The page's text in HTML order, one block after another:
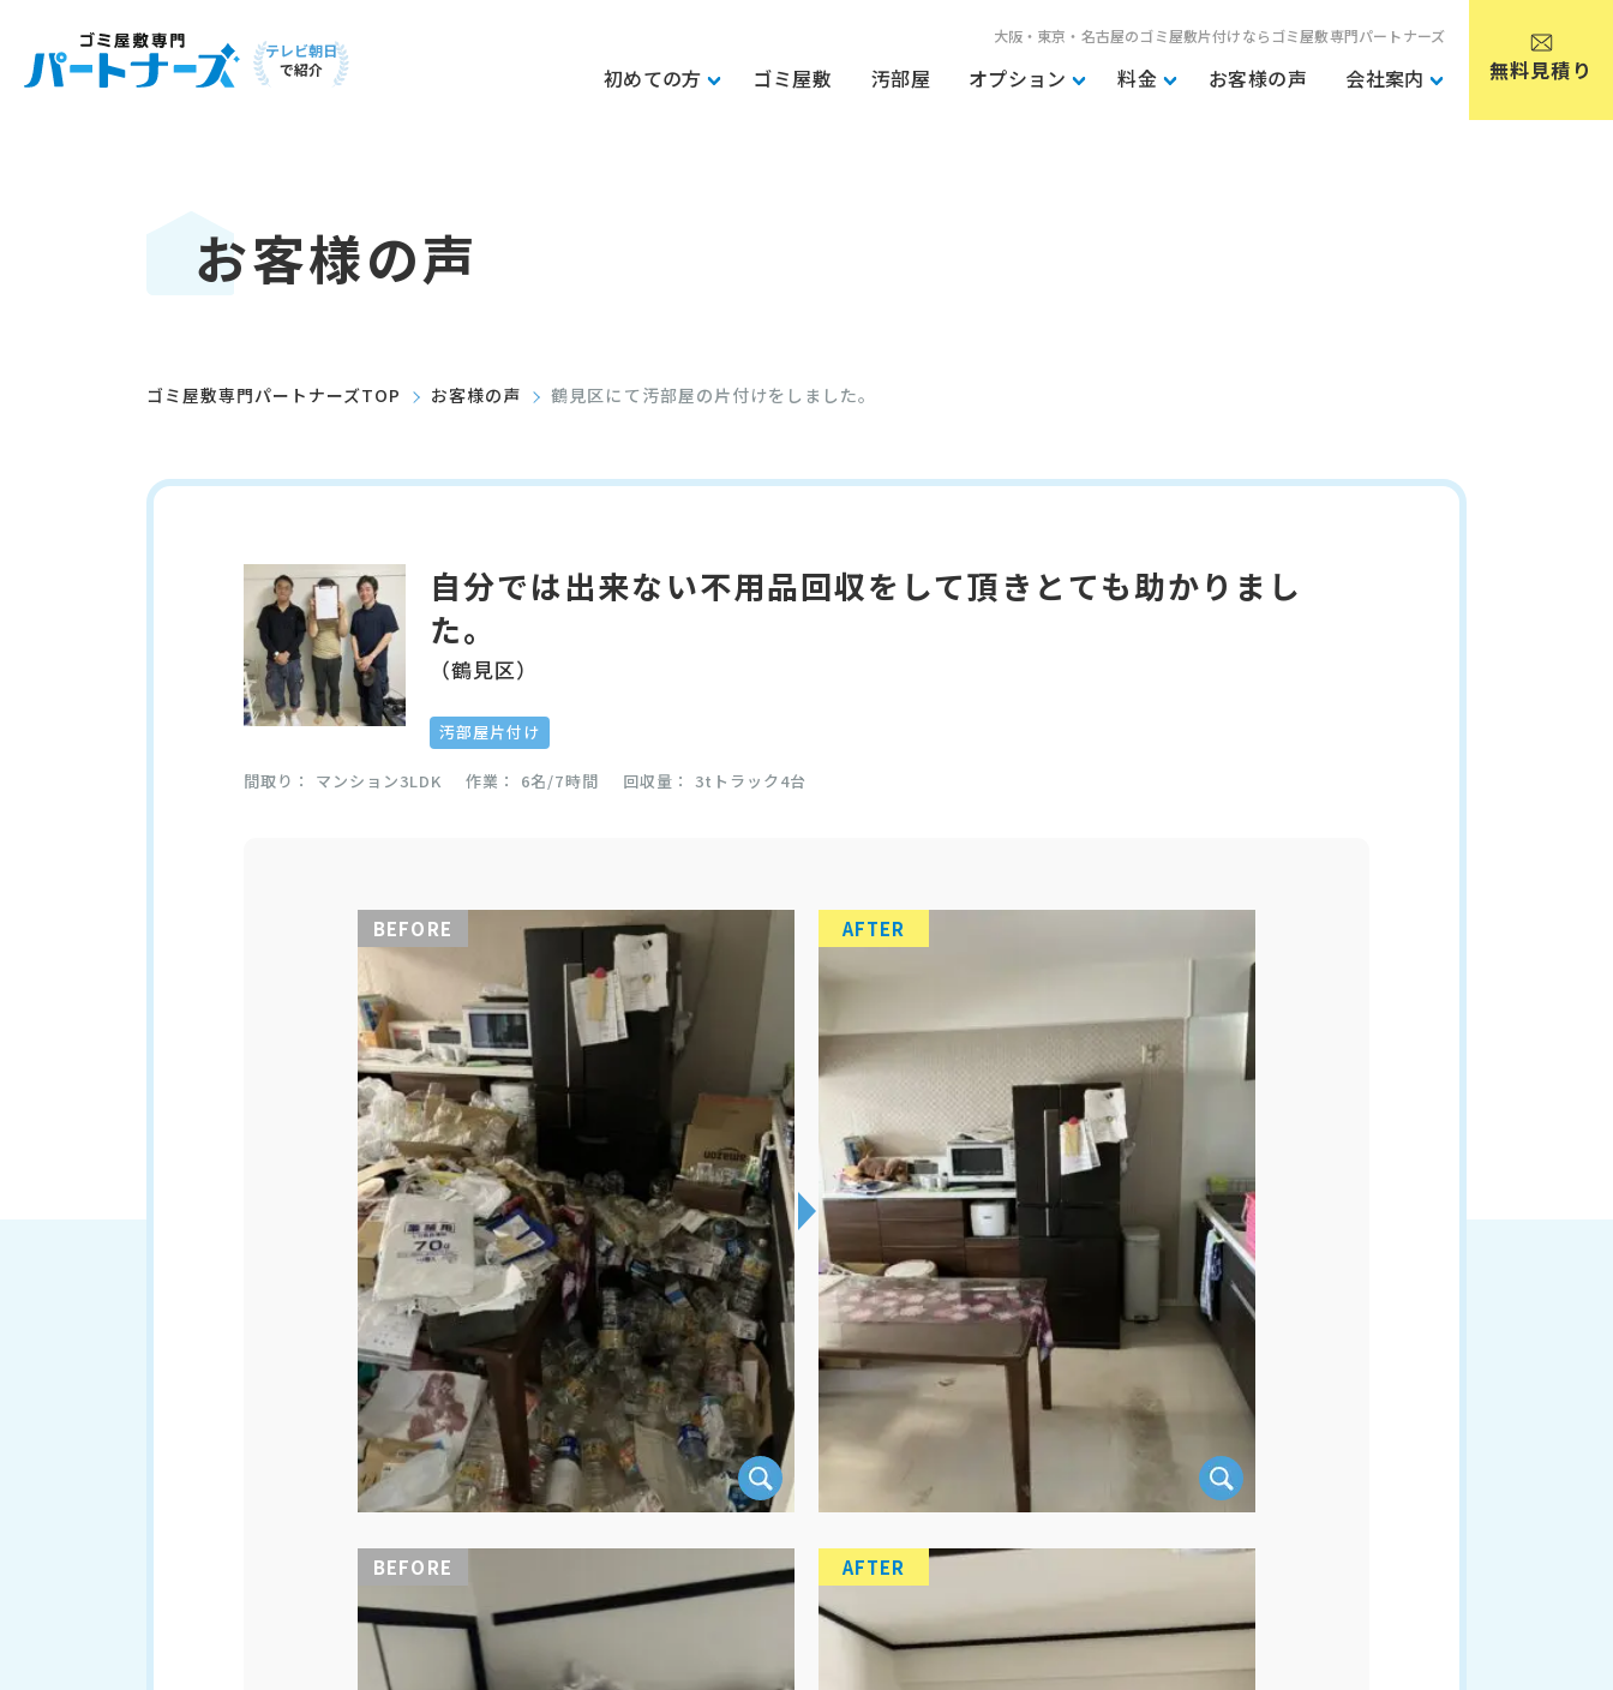
大阪・東京・名古屋のゴミ屋敷片付けならゴミ屋敷専門パートナーズ
テレビ朝日
で紹介
初めての方 ゴミ屋敷 汚部屋 オプション 料金 お客様の声 会社案内 無料見積り
お客様の声
ゴミ屋敷専門パートナーズTOP お客様の声 鶴見区にて汚部屋の片付けをしました。
自分では出来ない不用品回収をして頂きとても助かりまし
た。
（鶴見区）
汚部屋片付け
間取り マンション3LDK 作業 6名/7時間 回収量 3tトラック4台
BEFORE AFTER
BEFORE AFTER